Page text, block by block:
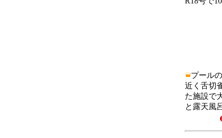
プール
近く舌切
た施設で
と露天風